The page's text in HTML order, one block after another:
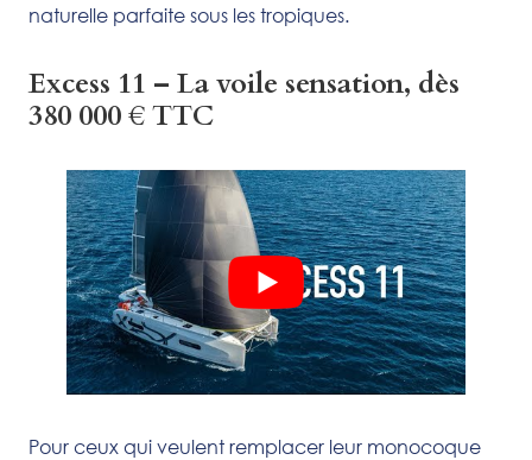
naturelle parfaite sous les tropiques.
Excess 11 – La voile sensation, dès
380 000 € TTC
Pour ceux qui veulent remplacer leur monocoque